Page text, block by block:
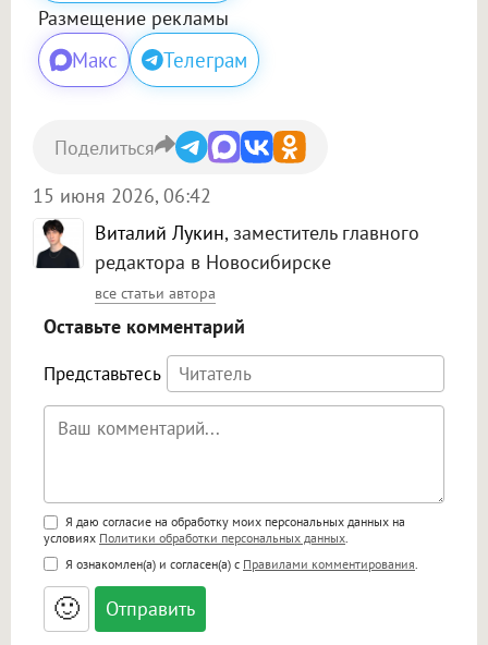
Размещение рекламы
Макс Телеграм
Виталий Лукин, заместитель главного
редактора в Новосибирске
все статьи автора
15 июня 2026, 06:42
Поделиться
Оставьте комментарий
Представьтесь
Поддержка HTML
<b>, <strong>, <u>, <i>, <em>, <s>, <big>,
<small>, <sup>, <sub>, <pre>, <ul>, <ol>, <li>,
<blockquote>, <code> экранирует HTML,
адреса URL автоматически становятся
ссылками, и [img]адрес[/img] будет
Я даю согласие на обработку моих персональных данных на
условиях Политики обработки персональных данных
Я ознакомлен(а) и согласен(а) с Правилами комментирования
🙂